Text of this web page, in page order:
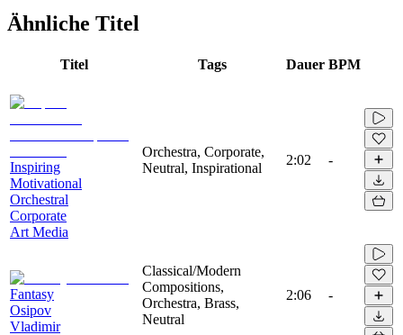
Ähnliche Titel
Titel Tags Dauer BPM
Inspiring
Motivational
Orchestral
Corporate
Art Media
Orchestra, Corporate,
Neutral, Inspirational
2:02 -
Fantasy
Osipov
Vladimir
Classical/Modern
Compositions,
Orchestra, Brass,
Neutral
2:06 -